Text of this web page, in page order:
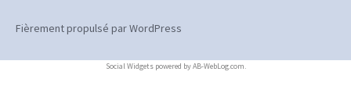
Fièrement propulsé par WordPress
Social Widgetspowered byAB-WebLog.com.